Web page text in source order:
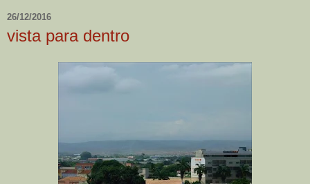
26/12/2016
vista para dentro